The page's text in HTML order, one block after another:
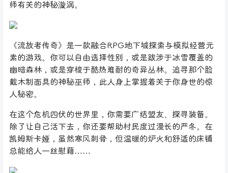
师有关的神秘漩涡。
《流放者传奇》是一款融合RPG地下城探索与模拟经营元
素的游戏。你可以自由选择性别，或是跋涉于冰雪覆盖的
幽暗森林，或是穿梭于酷热难耐的奇异丛林。追寻那个脸
戴木制面具的神秘巫师，此人身上掌握着关于你身世的惊
人秘密。
在这个危机四伏的世界里，你需要广结盟友、探寻装备。
除了让自己活下去，你还要帮助村民度过漫长的严冬。在
凯姆斯卡娅，虽然寒风刺骨，但温暖的炉火和舒适的床铺
总能给人一丝慰藉……